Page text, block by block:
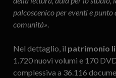
palcoscenico per eventi e
comunità».
Nel dettaglio, il patrimonio
1.720 nuovi volumi e 170
complessiva a 36.116